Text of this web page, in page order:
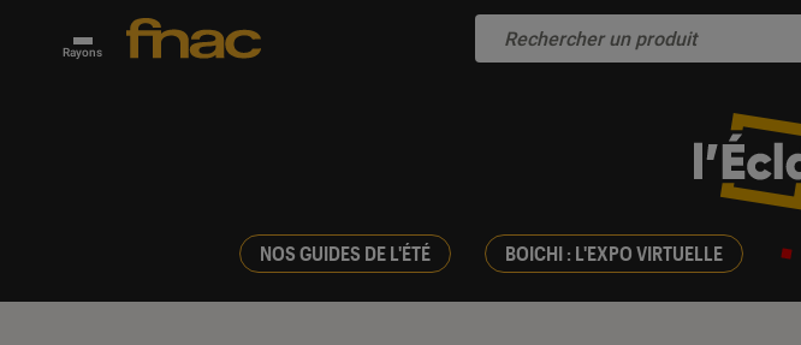
Rayons
NOS GUIDES DE L'ÉTÉ BOICHI : L'EXPO VIRTUELLE